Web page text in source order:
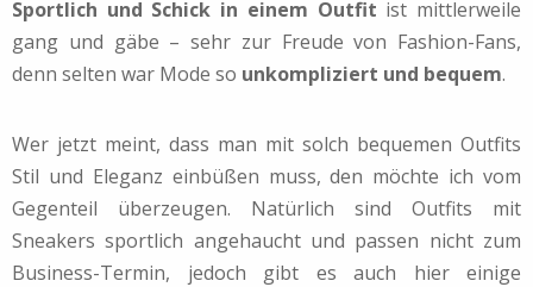
Sportlich und Schick in einem Outfit ist mittlerweile
gang und gäbe – sehr zur Freude von Fashion-Fans,
denn selten war Mode so unkompliziert und bequem.
Wer jetzt meint, dass man mit solch bequemen Outfits
Stil und Eleganz einbüßen muss, den möchte ich vom
Gegenteil überzeugen. Natürlich sind Outfits mit
Sneakers sportlich angehaucht und passen nicht zum
Business-Termin, jedoch gibt es auch hier einige